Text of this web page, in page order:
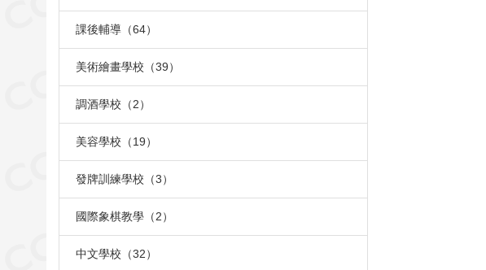
課後輔導（64）
美術繪畫學校（39）
調酒學校（2）
美容學校（19）
發牌訓練學校（3）
國際象棋教學（2）
中文學校（32）